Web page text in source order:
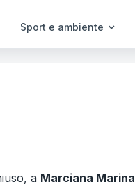
Sport e ambiente
a Marciana Marina